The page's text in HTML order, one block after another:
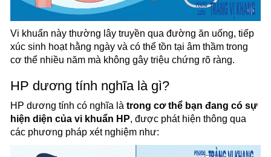
Vi khuẩn này thường lây truyền qua đường ăn uống, tiếp
xúc sinh hoạt hằng ngày và có thể tồn tại âm thầm trong
cơ thể nhiều năm mà không gây triệu chứng rõ ràng.
HP dương tính nghĩa là gì?
HP dương tính có nghĩa là trong cơ thể bạn đang có sự
hiện diện của vi khuẩn HP, được phát hiện thông qua
các phương pháp xét nghiệm như: